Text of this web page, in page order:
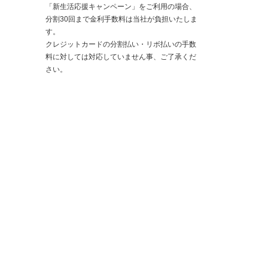
「新生活応援キャンペーン」をご利用の場合、
分割30回まで金利手数料は当社が負担いたしま
す。
クレジットカードの分割払い・リボ払いの手数
料に対しては対応していません事、ご了承くだ
さい。